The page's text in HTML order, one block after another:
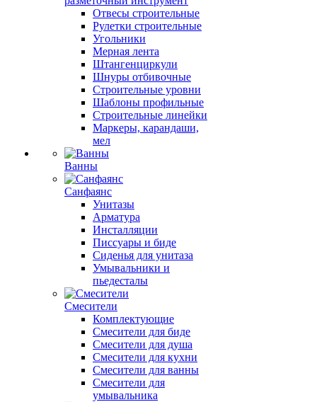
Отвесы строительные
Рулетки строительные
Угольники
Мерная лента
Штангенциркули
Шнуры отбивочные
Строительные уровни
Шаблоны профильные
Строительные линейки
Маркеры, карандаши,
мел
Ванны
Санфаянс
Унитазы
Арматура
Инсталляции
Писсуары и биде
Сиденья для унитаза
Умывальники и
пьедесталы
Смесители
Комплектующие
Смесители для биде
Смесители для душа
Смесители для кухни
Смесители для ванны
Смесители для
умывальника